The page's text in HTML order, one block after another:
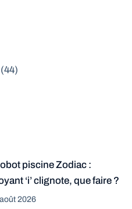
(44)
piscine Zodiac :
‘i’ clignote, que faire ?
2026